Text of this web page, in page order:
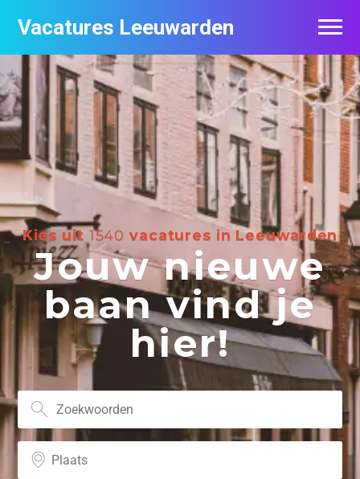
Vacatures Leeuwarden
Kies uit 1540 vacatures in Leeuwarden
Jouw nieuwe
baan vind je
hier!
Vacatures per bedrijf
De populairste vacatures in Leeuwarden
Nieuwsbrief feed